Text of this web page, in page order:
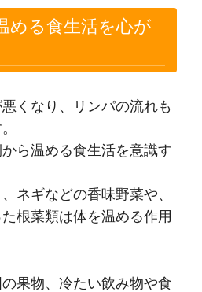
める食生活を心が
くなり、リンパの流れも
ら温める食生活を意識す
ネギなどの香味野菜や、
根菜類は体を温める作用
果物、冷たい飲み物や食